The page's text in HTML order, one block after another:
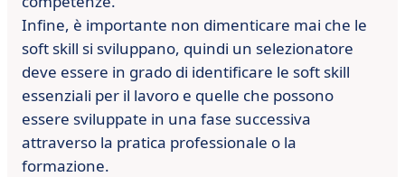
Infine, è importante non dimenticare mai che le
soft skill si sviluppano, quindi un selezionatore
deve essere in grado di identificare le soft skill
essenziali per il lavoro e quelle che possono
essere sviluppate in una fase successiva
attraverso la pratica professionale o la
formazione.